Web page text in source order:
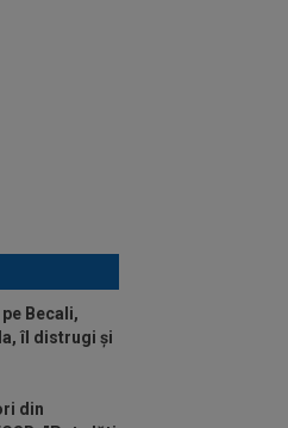
Becali,
îl distrugi și
din